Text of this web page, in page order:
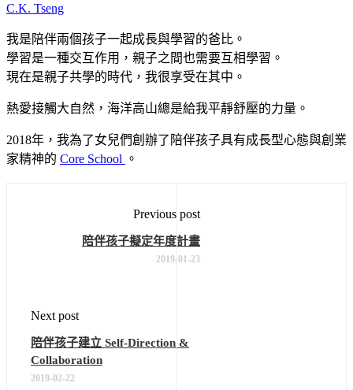
C.K. Tseng
我是陪伴兩個孩子一起成長與學習的爸比。
學習是一種交互作用，親子之間也需要互相學習。
現在是親子共學的時代，我很享受在其中。
熱愛接觸大自然，海洋高山總是給我平靜舒壓的力量。
2018年，我為了女兒們創辦了陪伴孩子具有成長型心態與創業
家精神的 Core School 。
Previous post
陪伴孩子擬定年度計畫
2019-01-23
Next post
陪伴孩子建立 Self-Direction &
Collaboration
2019-02-22